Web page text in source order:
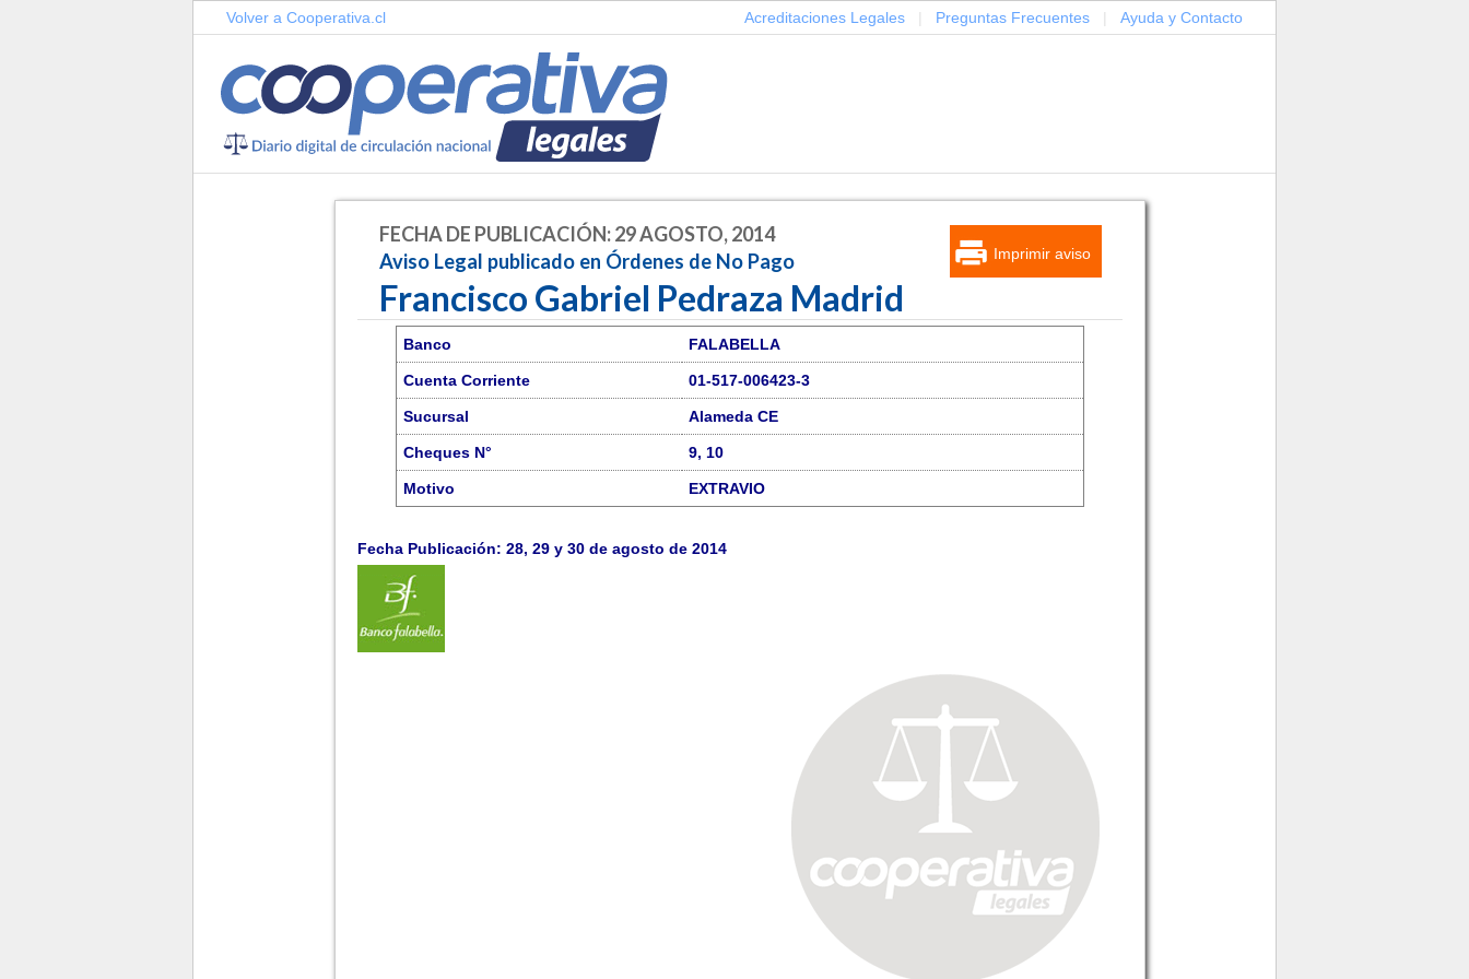
Volver a Cooperativa.cl Acreditaciones Legales Preguntas Frecuentes Ayuda y Contacto
Imprimir aviso
FECHA DE PUBLICACIÓN: 29 AGOSTO, 2014
Aviso Legal publicado en Órdenes de No Pago
Francisco Gabriel Pedraza Madrid
Banco FALABELLA
Cuenta Corriente 01-517-006423-3
Sucursal Alameda CE
Cheques N° 9, 10
Motivo
EXTRAVIO
Fecha Publicación: 28, 29 y 30 de agosto de 2014